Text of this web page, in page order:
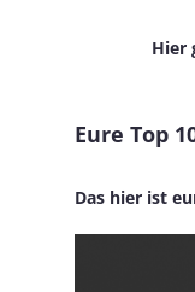
Hier
Eure Top
Das hier ist